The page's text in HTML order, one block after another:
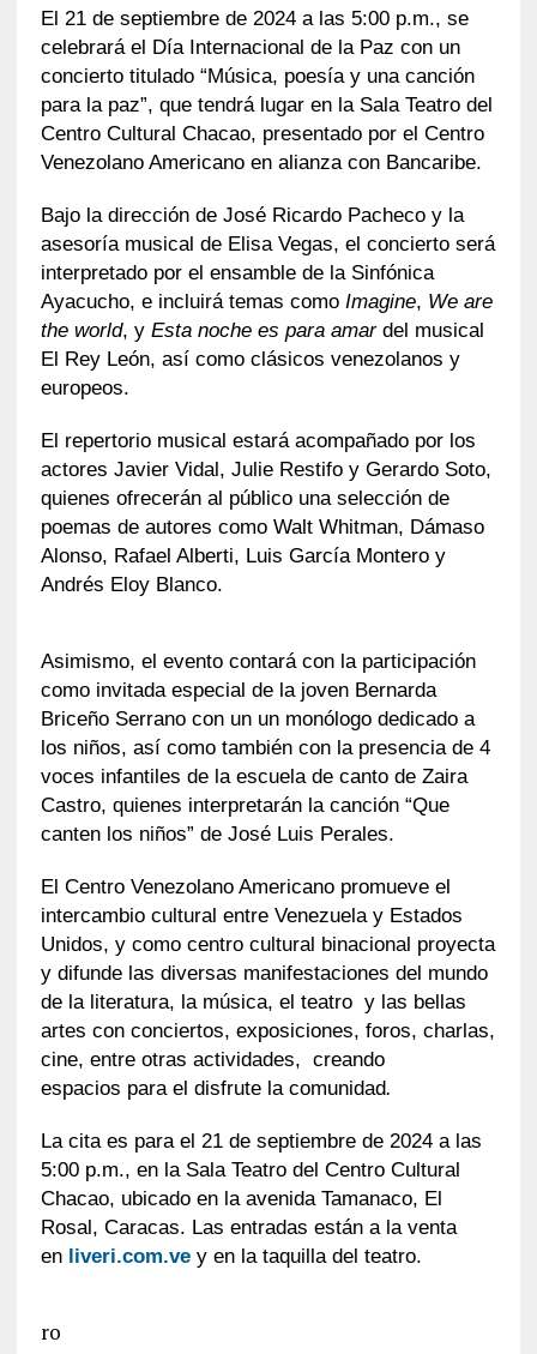
El 21 de septiembre de 2024 a las 5:00 p.m., se
celebrará el Día Internacional de la Paz con un
concierto titulado “Música, poesía y una canción
para la paz”, que tendrá lugar en la Sala Teatro del
Centro Cultural Chacao, presentado por el Centro
Venezolano Americano en alianza con Bancaribe.
Bajo la dirección de José Ricardo Pacheco y la
asesoría musical de Elisa Vegas, el concierto será
interpretado por el ensamble de la Sinfónica
Ayacucho, e incluirá temas como Imagine, We are
the world, y Esta noche es para amardel musical
El Rey León, así como clásicos venezolanos y
europeos.
El repertorio musical estará acompañado por los
actores Javier Vidal, Julie Restifo y Gerardo Soto,
quienes ofrecerán al público una selección de
poemas de autores como Walt Whitman, Dámaso
Alonso, Rafael Alberti, Luis García Montero y
Andrés Eloy Blanco.
Asimismo, el evento contará con la participación
como invitada especial de la joven Bernarda
Briceño Serrano con un un monólogo dedicado a
los niños, así como también con la presencia de 4
voces infantiles de la escuela de canto de Zaira
Castro, quienes interpretarán la canción “Que
canten los niños” de José Luis Perales.
El Centro Venezolano Americano promueve el
intercambio cultural entre Venezuela y Estados
Unidos, y como centro cultural binacional proyecta
y difunde las diversas manifestaciones del mundo
de la literatura, la música, el teatro y las bellas
artes con conciertos, exposiciones, foros, charlas,
cine, entre otras actividades, creando
espacios para el disfrute la comunidad.
La cita es para el 21 de septiembre de 2024 a las
5:00 p.m., en la Sala Teatro del Centro Cultural
Chacao, ubicado en la avenida Tamanaco, El
Rosal, Caracas. Las entradas están a la venta
en liveri.com.ve y en la taquilla del teatro.
ro